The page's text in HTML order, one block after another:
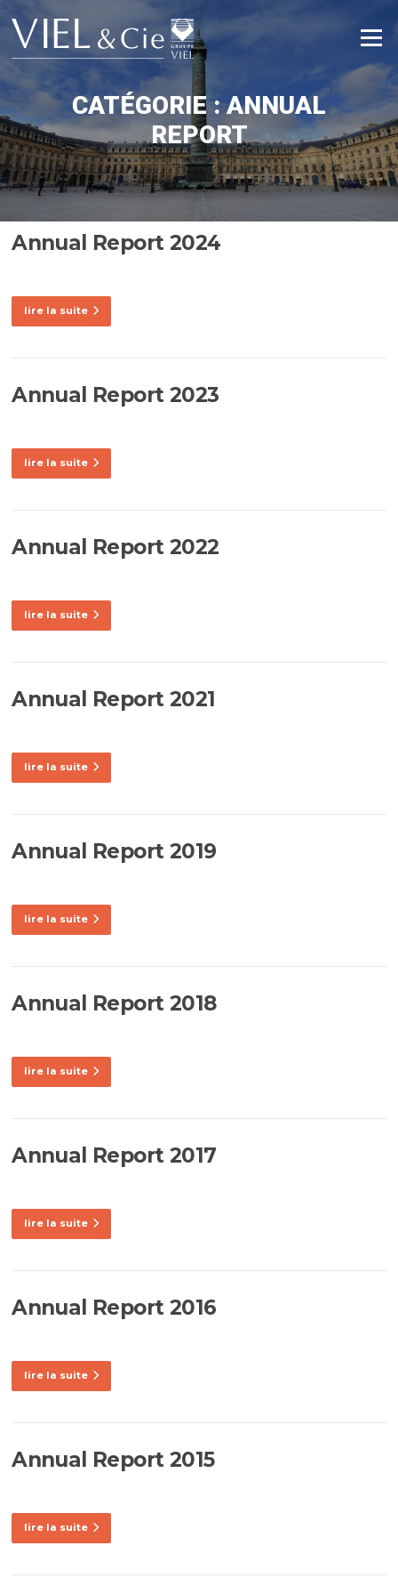
contenu
Menu
CATÉGORIE :ANNUAL
REPORT
Annual Report 2024
lire la suite
Annual Report 2023
lire la suite
Annual Report 2022
lire la suite
Annual Report 2021
lire la suite
Annual Report 2019
lire la suite
Annual Report 2018
lire la suite
Annual Report 2017
lire la suite
Annual Report 2016
lire la suite
Annual Report 2015
lire la suite